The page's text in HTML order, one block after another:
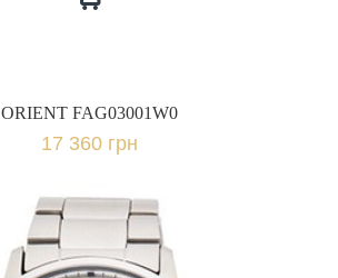
ORIENT FAG03001W0
17 360 грн